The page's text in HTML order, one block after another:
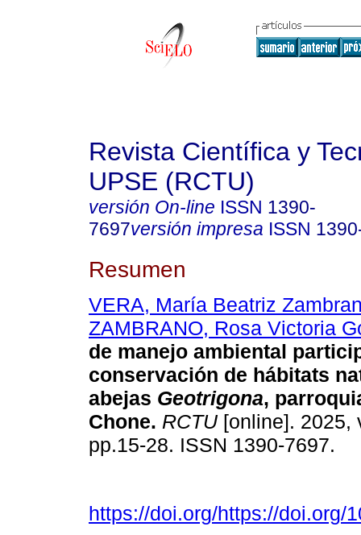
Revista Científica y
UPSE (RCTU)
versión On-line ISSN 1390-
7697versión impresa ISSN
Resumen
VERA, María Beatriz
ZAMBRANO, Rosa Victoria
de manejo ambiental
conservación de hábitats
abejas Geotrigona,
Chone. RCTU [online]. 2025,
pp.15-28. ISSN 1390-7697.
https://doi.org/https://doi.org/